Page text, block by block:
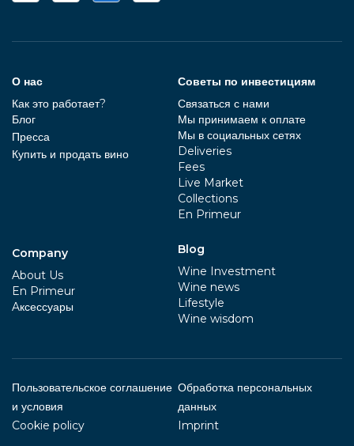
О нас
Как это работает?
Блог
Пресса
Купить и продать вино
Company
About Us
En Primeur
Aксессуары
Советы по инвестициям
Связаться с нами
Мы принимаем к оплате
Мы в социальных сетях
Deliveries
Fees
Live Market
Collections
En Primeur
Blog
Wine Investment
Wine news
Lifestyle
Wine wisdom
Пользовательское соглашение
и условия
Обработка персональных
данных
Cookie policy
Imprint